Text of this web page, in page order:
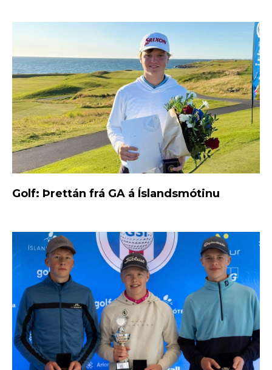
Golf: Þrettán frá GA á Íslandsmótinu